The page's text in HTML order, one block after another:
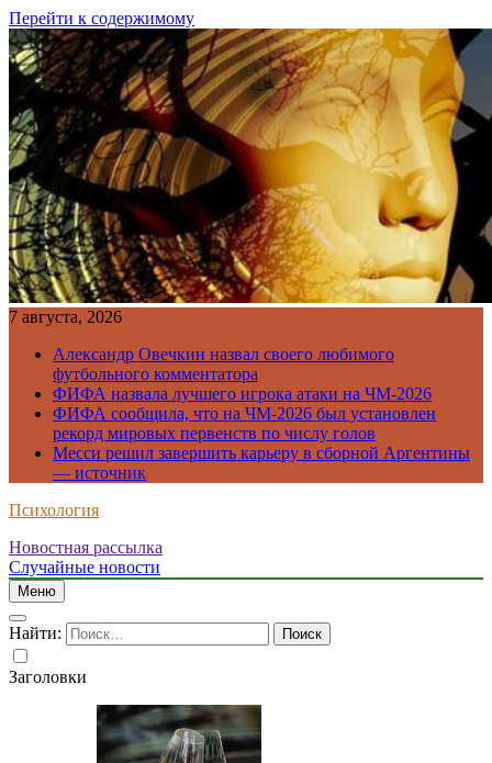
Перейти к содержимому
7 августа, 2026
Александр Овечкин назвал своего любимого
футбольного комментатора
ФИФА назвала лучшего игрока атаки на ЧМ-2026
ФИФА сообщила, что на ЧМ-2026 был установлен
рекорд мировых первенств по числу голов
Месси решил завершить карьеру в сборной Аргентины
— источник
Психология
Новостная рассылка
Случайные новости
Меню
Найти:
Заголовки